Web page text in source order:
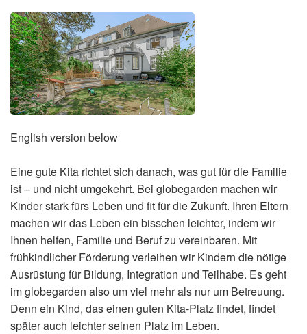
English version below
Eine gute Kita richtet sich danach, was gut für die Familie
ist – und nicht umgekehrt. Bei globegarden machen wir
Kinder stark fürs Leben und fit für die Zukunft. Ihren Eltern
machen wir das Leben ein bisschen leichter, indem wir
Ihnen helfen, Familie und Beruf zu vereinbaren. Mit
frühkindlicher Förderung verleihen wir Kindern die nötige
Ausrüstung für Bildung, Integration und Teilhabe. Es geht
im globegarden also um viel mehr als nur um Betreuung.
Denn ein Kind, das einen guten Kita-Platz findet, findet
später auch leichter seinen Platz im Leben.